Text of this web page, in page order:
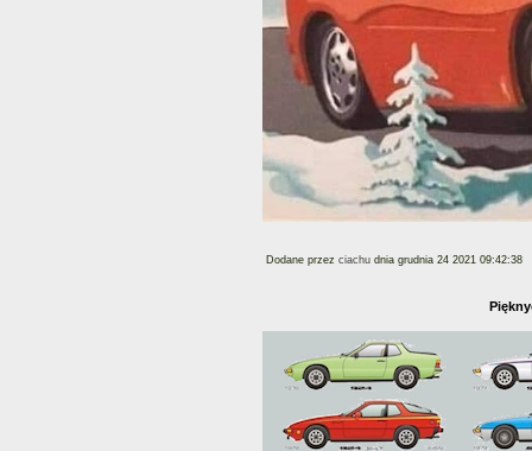
Dodane przez ciachu dnia grudnia 24 2021 09:42:38